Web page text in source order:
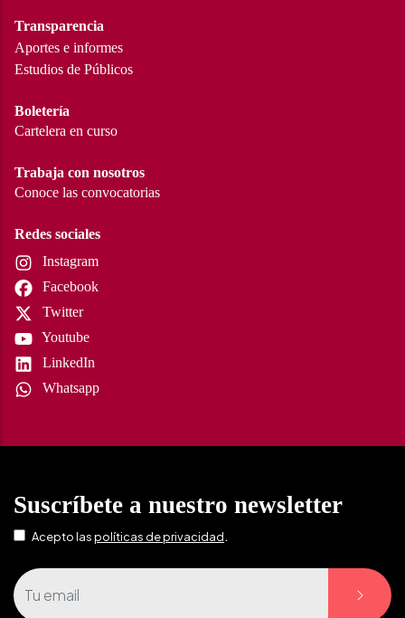
Transparencia
Aportes e informes
Estudios de Públicos
Boletería
Cartelera en curso
Trabaja con nosotros
Conoce las convocatorias
Redes sociales
Instagram
Facebook
Twitter
Youtube
LinkedIn
Whatsapp
Suscríbete a nuestro newsletter
Acepto laspolíticas de privacidad.